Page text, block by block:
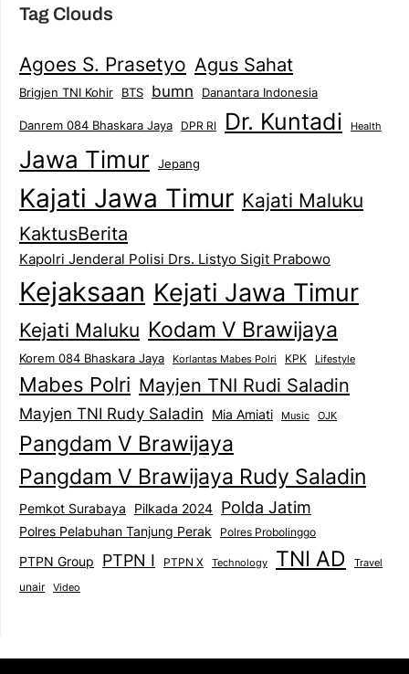
Tag Clouds
Agoes S. Prasetyo Agus Sahat
Brigjen TNI Kohir BTS bumn Danantara Indonesia
Danrem 084 Bhaskara Jaya DPR RI Dr. Kuntadi Health
Jawa Timur Jepang
Kajati Jawa Timur Kajati Maluku
KaktusBerita
Kapolri Jenderal Polisi Drs. Listyo Sigit Prabowo
Kejaksaan Kejati Jawa Timur
Kejati Maluku Kodam V Brawijaya
Korem 084 Bhaskara Jaya Korlantas Mabes Polri KPK Lifestyle
Mabes Polri Mayjen TNI Rudi Saladin
Mayjen TNI Rudy Saladin Mia Amiati Music OJK
Pangdam V Brawijaya
Pangdam V Brawijaya Rudy Saladin
Pemkot Surabaya Pilkada 2024 Polda Jatim
Polres Pelabuhan Tanjung Perak Polres Probolinggo
PTPN Group PTPN I PTPN X Technology TNI AD Travel
unair Video